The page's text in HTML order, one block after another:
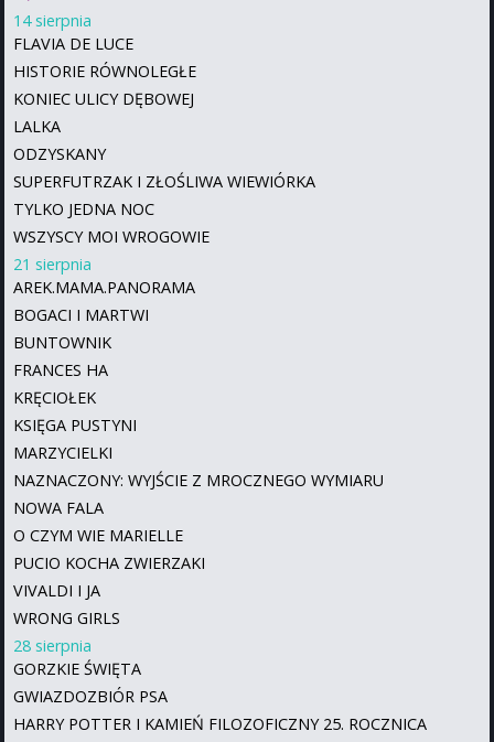
14 sierpnia
FLAVIA DE LUCE
HISTORIE RÓWNOLEGŁE
KONIEC ULICY DĘBOWEJ
LALKA
ODZYSKANY
SUPERFUTRZAK I ZŁOŚLIWA WIEWIÓRKA
TYLKO JEDNA NOC
WSZYSCY MOI WROGOWIE
21 sierpnia
AREK.MAMA.PANORAMA
BOGACI I MARTWI
BUNTOWNIK
FRANCES HA
KRĘCIOŁEK
KSIĘGA PUSTYNI
MARZYCIELKI
NAZNACZONY: WYJŚCIE Z MROCZNEGO WYMIARU
NOWA FALA
O CZYM WIE MARIELLE
PUCIO KOCHA ZWIERZAKI
VIVALDI I JA
WRONG GIRLS
28 sierpnia
GORZKIE ŚWIĘTA
GWIAZDOZBIÓR PSA
HARRY POTTER I KAMIEŃ FILOZOFICZNY 25. ROCZNICA